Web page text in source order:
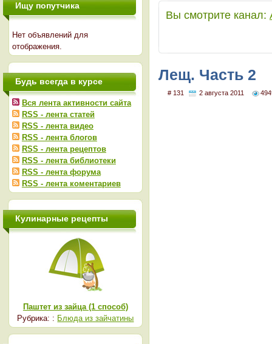
Вы смотрите канал:
Лещ. Часть 2
# 131 2 августа 2011
Ищу попутчика
Нет объявлений для
отображения.
Будь всегда в курсе
Вся лента активности сайта
RSS - лента статей
RSS - лента видео
RSS - лента блогов
RSS - лента рецептов
RSS - лента библиотеки
RSS - лента форума
RSS - лента коментариев
Кулинарные рецепты
Паштет из зайца (1 способ)
Рубрика: : Блюда из зайчатины